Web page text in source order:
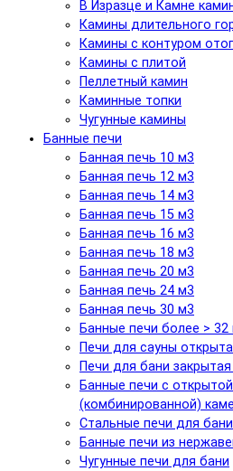
В Изразце и Камне
Камины длительного
Камины с контуром
Камины с плитой
Пеллетный камин
Каминные топки
Чугунные камины
Банные печи
Банная печь 10 м3
Банная печь 12 м3
Банная печь 14 м3
Банная печь 15 м3
Банная печь 16 м3
Банная печь 18 м3
Банная печь 20 м3
Банная печь 24 м3
Банная печь 30 м3
Банные печи более > 32
Печи для сауны
Печи для бани
Банные печи с
(комбинированной)
Стальные печи для бани
Банные печи из
Чугунные печи для бани